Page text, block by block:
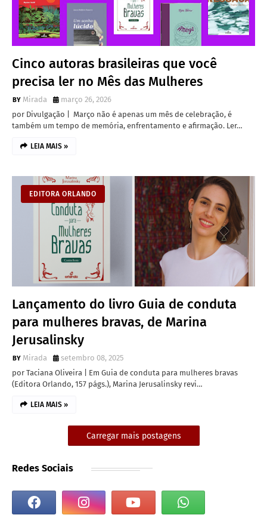
Cinco autoras brasileiras que você
precisa ler no Mês das Mulheres
Mirada
março 26, 2026
por Divulgação | Março não é apenas um mês de celebração, é
também um tempo de memória, enfrentamento e afirmação. Ler…
LEIA MAIS »
EDITORA ORLANDO
Lançamento do livro Guia de conduta
para mulheres bravas, de Marina
Jerusalinsky
Mirada
setembro 08, 2025
por Taciana Oliveira | Em Guia de conduta para mulheres bravas
(Editora Orlando, 157 págs.), Marina Jerusalinsky revi…
LEIA MAIS »
Carregar mais postagens
Redes Sociais